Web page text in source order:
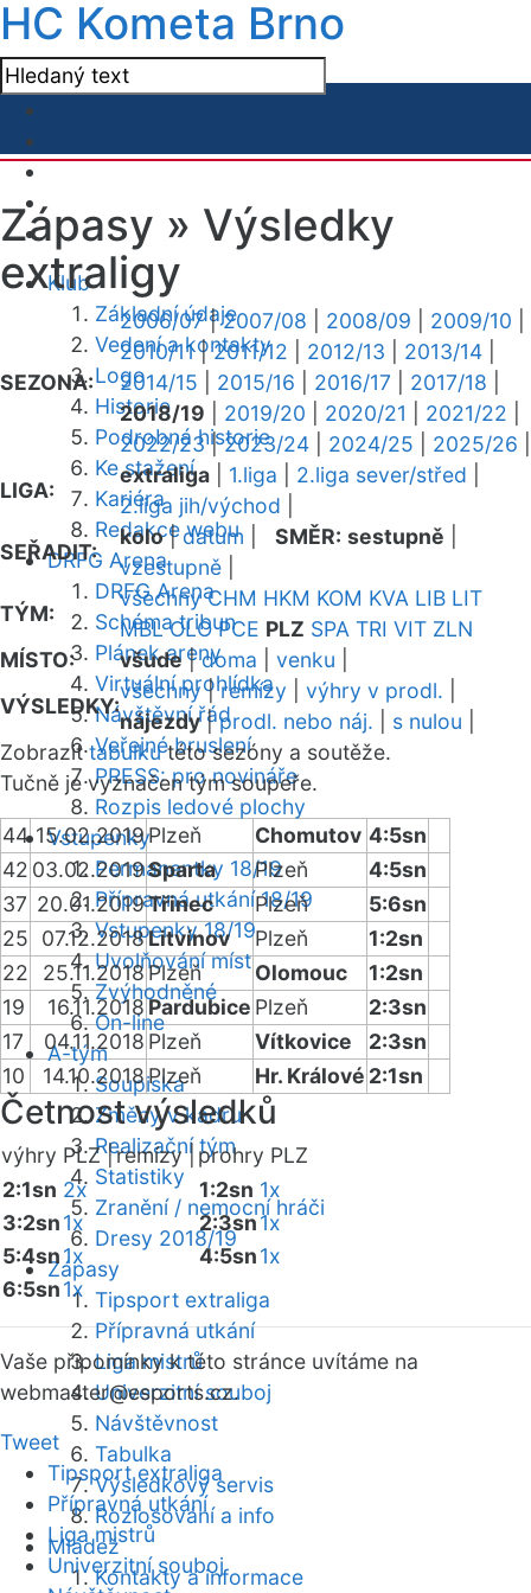
HC Kometa Brno
Klub
Základní údaje
Vedení a kontakty
Logo
Historie
Podrobná historie
Ke stažení
Kariéra
Redakce webu
DRFG Arena
DRFG Arena
Schéma tribun
Plánek areny
Virtuální prohlídka
Návštěvní řád
Veřejné bruslení
PRESS: pro novináře
Rozpis ledové plochy
Vstupenky
Permanentky 18/19
Přípravná utkání 18/19
Vstupenky 18/19
Uvolňování míst
Zvýhodněné
On-line
A-tým
Soupiska
Změny v kádru
Realizační tým
Statistiky
Zranění / nemocní hráči
Dresy 2018/19
Zápasy
Tipsport extraliga
Přípravná utkání
Liga mistrů
Univerzitní souboj
Návštěvnost
Tabulka
Výsledkový servis
Rozlosování a info
Mládež
Kontakty a informace
Zápasy » Výsledky
extraligy
SEZONA:
2006/07|2007/08 2008/09 2009/10
2010/11|2011/12 2012/13 2013/14
2014/15
2015/16 2016/17 2017/18
2018/19
2019/20 2020/21 2021/22
2022/23|2023/24 2024/25 2025/26
LIGA:
extraliga 1.liga 2.liga sever/střed
2.liga jih/východ
SEŘADIT:
kolo|datum SMĚR: sestupně
vzestupně
TÝM:
všechny CHM HKM KOM KVA LIB LIT
MBL OLO PCE PLZ SPA TRI VIT ZLN
MÍSTO:
všude|doma venku
VÝSLEDKY:
všechny|remízy výhry v prodl.
nájezdy|prodl. nebo náj. s nulou
Zobrazittabulkutéto sezóny a soutěže.
Tučně je vyznačen tým soupeře.
44 15.02.2019Plzeň Chomutov 4:5sn
42 03.02.2019Sparta Plzeň
4:5sn
37 20.01.2019Třinec Plzeň
5:6sn
25
07.12.2018Litvínov Plzeň
1:2sn
22
25.11.2018Plzeň Olomouc
1:2sn
19
16.11.2018Pardubice Plzeň
2:3sn
17
04.11.2018 Plzeň Vítkovice
2:3sn
10
14.10.2018Plzeň Hr. Králové 2:1sn
Četnost výsledků
výhry PLZ |remízy | prohry PLZ
2:1sn 2x
3:2sn1x
5:4sn1x
6:5sn1x
1:2sn 1x
2:3sn1x
4:5sn1x
Vaše připomínky k této stránce uvítáme na
webmaster@esports.cz.
Tweet
Tipsport extraliga
Přípravná utkání
Liga mistrů
Univerzitní souboj